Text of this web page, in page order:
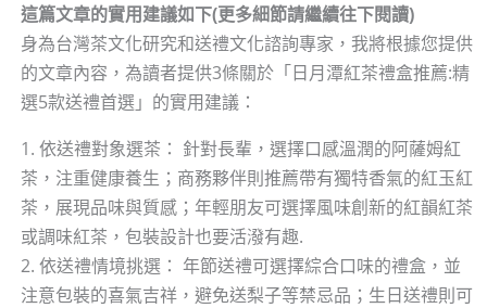
這篇文章的實用建議如下(更多細節請繼續往下閱讀)
身為台灣茶文化研究和送禮文化諮詢專家，我將根據您提供
的文章內容，為讀者提供3條關於「日月潭紅茶禮盒推薦:精
選5款送禮首選」的實用建議：
1. 依送禮對象選茶： 針對長輩，選擇口感溫潤的阿薩姆紅
茶，注重健康養生；商務夥伴則推薦帶有獨特香氣的紅玉紅
茶，展現品味與質感；年輕朋友可選擇風味創新的紅韻紅茶
或調味紅茶，包裝設計也要活潑有趣.
2. 依送禮情境挑選： 年節送禮可選擇綜合口味的禮盒，並
注意包裝的喜氣吉祥，避免送梨子等禁忌品；生日送禮則可